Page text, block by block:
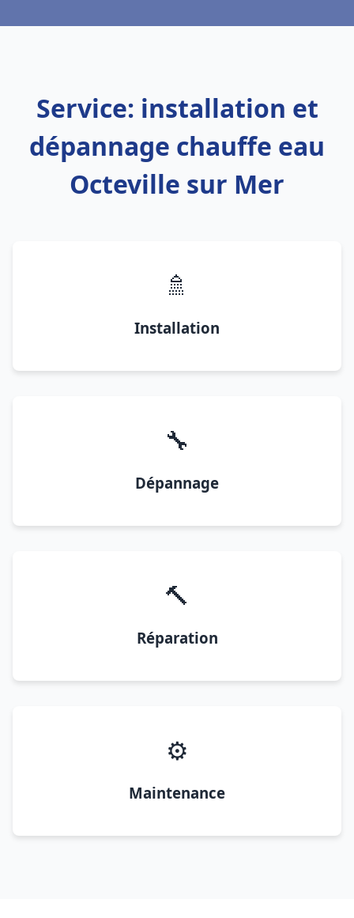
Service: installation et
dépannage chauffe eau
Octeville sur Mer
🚿
Installation
🔧
Dépannage
🔨
Réparation
⚙️
Maintenance